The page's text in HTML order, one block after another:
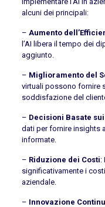
alcuni dei principali:
– Aumento
l’AI libera il tempo dei
aggiunto.
– Miglioramento del
virtuali possono fornire
soddisfazione del
– Decisioni Basate
dati per fornire insights
informate.
– Riduzione dei Costi:
significativamente i
aziendale.
– Innovazione